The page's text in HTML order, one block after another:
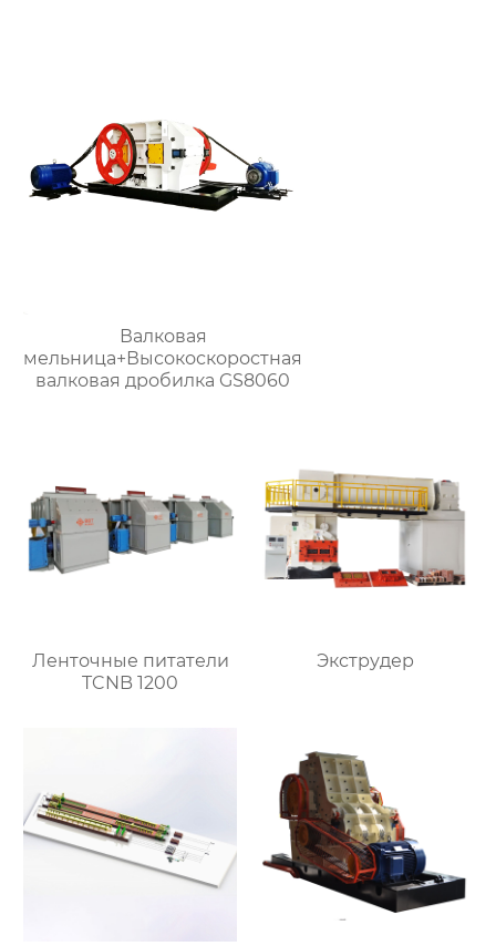
Валковая
мельница+Высокоскоростная
валковая дробилка GS8060
Ленточные питатели
TCNB 1200
Экструдер